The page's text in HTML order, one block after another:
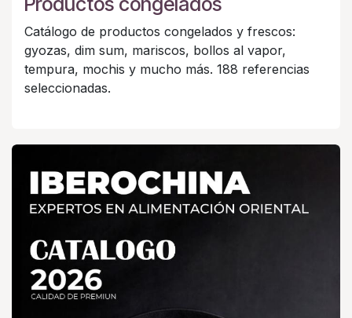
Catálogo de productos congelados y frescos:
gyozas, dim sum, mariscos, bollos al vapor,
tempura, mochis y mucho más. 188 referencias
seleccionadas.